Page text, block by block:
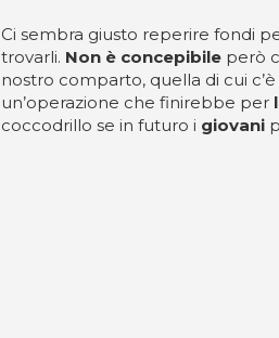
Ci sembra giusto reperire fondi
trovarli. Non è concepibile però
nostro comparto, quella di cui
un’operazione che finirebbe per
coccodrillo se in futuro i giovani